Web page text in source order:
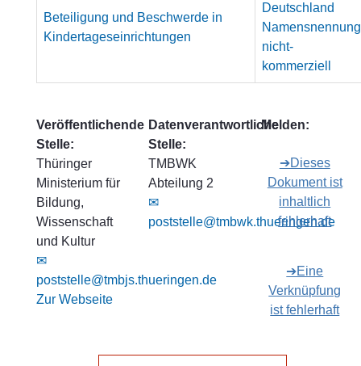
Beteiligung und Beschwerde in
Kindertageseinrichtungen
Deutschland
Namensnennung
nicht-
kommerziell
Veröffentlichende
Stelle:
Thüringer
Ministerium für
Bildung,
Wissenschaft
und Kultur
✉
poststelle@tmbjs.thueringen.de
Zur Webseite
Datenverantwortliche
Stelle:
TMBWK
Abteilung 2
✉
poststelle@tmbwk.thueringen.de
Melden:
➔Dieses
Dokument ist
inhaltlich
fehlerhaft
➔Eine
Verknüpfung
ist fehlerhaft